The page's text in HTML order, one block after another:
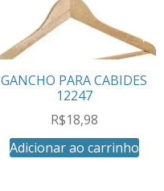
GANCHO PARA CABIDES
12247
R$18,98
Adicionar ao carrinho